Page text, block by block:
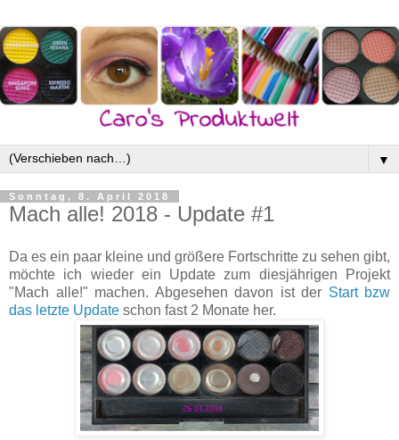
▼
Sonntag, 8. April 2018
Mach alle! 2018 - Update #1
Da es ein paar kleine und größere Fortschritte zu sehen gibt,
möchte ich wieder ein Update zum diesjährigen Projekt
"Mach alle!" machen. Abgesehen davon ist der Start bzw
das letzte Update schon fast 2 Monate her.